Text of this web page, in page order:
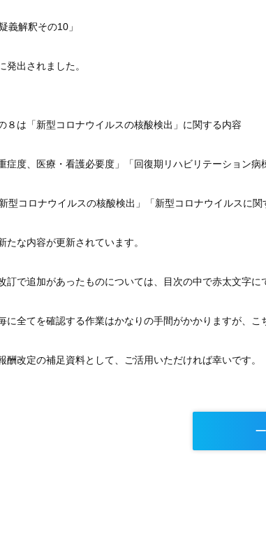
義解釈その10」
発出されました。
８は「新型コロナウイルスの核酸検出」に関する内容
症度、医療・看護必要度」「回復期リハビリテーション
型コロナウイルスの核酸検出」「新型コロナウイルスに関
たな内容が更新されています。
訂で追加があったものについては、目次の中で赤太文字に
に全てを確認する作業はかなりの手間がかかりますが、
酬改定の補足資料として、ご活用いただければ幸いです。